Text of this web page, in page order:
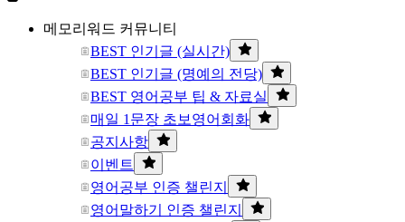
메모리워드 커뮤니티
BEST 인기글 (실시간)
BEST 인기글 (명예의 전당)
BEST 영어공부 팁 & 자료실
매일 1문장 초보영어회화
공지사항
이벤트
영어공부 인증 챌린지
영어말하기 인증 챌린지